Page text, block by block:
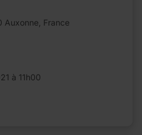
Auxonne, France
à 11h00